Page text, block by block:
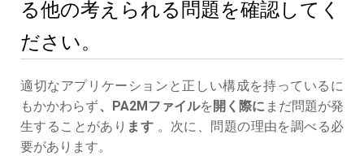
る他の考えられる問題を確認してく
ださい。
適切なアプリケーションと正しい構成を持っているに
もかかわらず、PA2Mファイルを 開く際に まだ問題が発
生することがあり ます 。次に、問題の理由を調べる必
要があります。